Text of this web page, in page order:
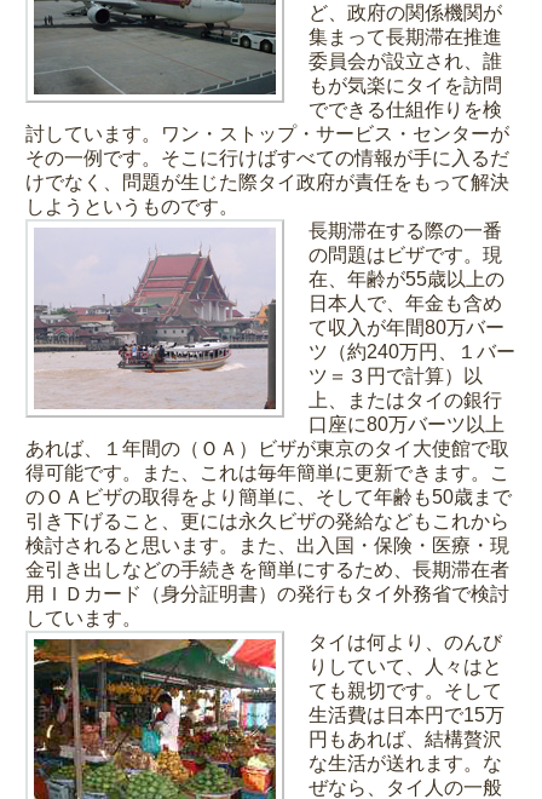
ど、政府の関係機関が
集まって長期滞在推進
委員会が設立され、誰
もが気楽にタイを訪問
でできる仕組作りを検
討しています。ワン・ストップ・サービス・センターが
その一例です。そこに行けばすべての情報が手に入るだ
けでなく、問題が生じた際タイ政府が責任をもって解決
しようというものです。
長期滞在する際の一番
の問題はビザです。現
在、年齢が55歳以上の
日本人で、年金も含め
て収入が年間80万バー
ツ（約240万円、１バー
ツ＝３円で計算）以
上、またはタイの銀行
口座に80万バーツ以上
あれば、１年間の（ＯＡ）ビザが東京のタイ大使館で取
得可能です。また、これは毎年簡単に更新できます。こ
のＯＡビザの取得をより簡単に、そして年齢も50歳まで
引き下げること、更には永久ビザの発給などもこれから
検討されると思います。また、出入国・保険・医療・現
金引き出しなどの手続きを簡単にするため、長期滞在者
用ＩＤカード（身分証明書）の発行もタイ外務省で検討
しています。
タイは何より、のんび
りしていて、人々はと
ても親切です。そして
生活費は日本円で15万
円もあれば、結構贅沢
な生活が送れます。な
ぜなら、タイ人の一般